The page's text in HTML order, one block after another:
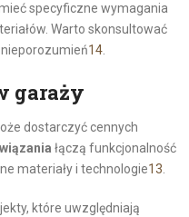
specyficzne wymagania
Warto skonsultować
14.
garaży
dostarczyć cennych
łączą funkcjonalność
materiały i technologie13.
które uwzględniają